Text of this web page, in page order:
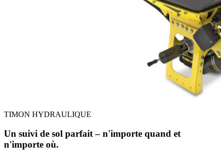
TIMON HYDRAULIQUE
Un suivi de sol parfait – n'importe quand et
n'importe où.